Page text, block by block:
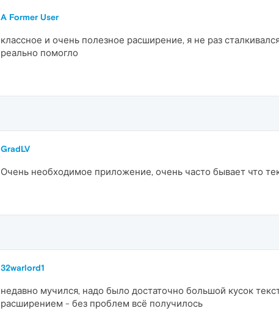
A Former User
классное и очень полезное расширение, я не раз
реально помогло
GradLV
Очень необходимое приложение, очень часто бывает что
32warlord1
недавно мучился, надо было достаточно большой кусок
расширением - без проблем всё получилось